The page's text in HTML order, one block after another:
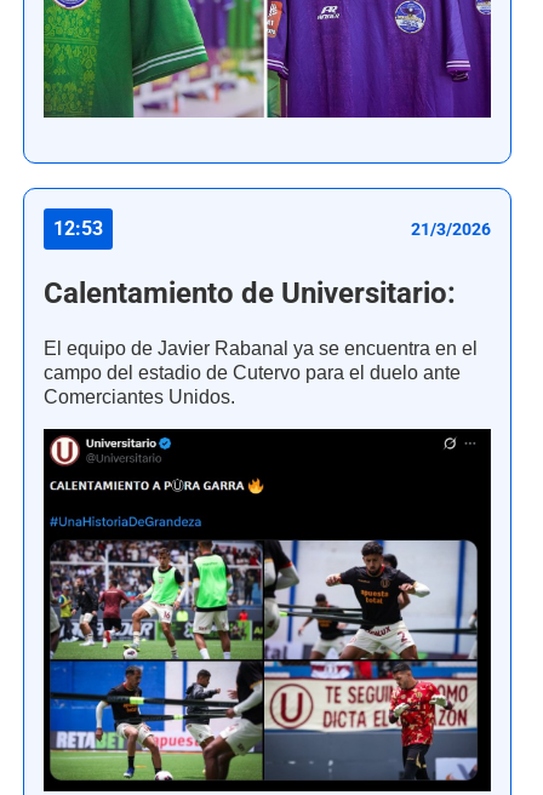
12:53 21/3/2026
Calentamiento de Universitario:
El equipo de Javier Rabanal ya se encuentra en el
campo del estadio de Cutervo para el duelo ante
Comerciantes Unidos.